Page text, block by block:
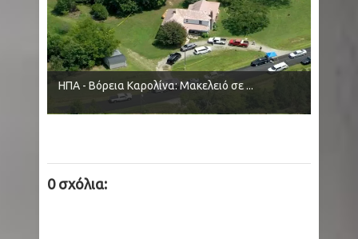
ΗΠΑ - Βόρεια Καρολίνα: Μακελειό σε ...
0 σχόλια: